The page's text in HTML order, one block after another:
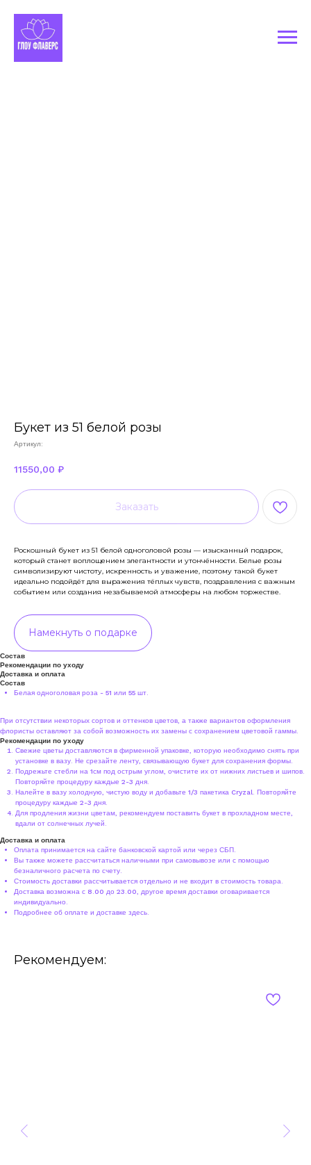
Букет из 51 белой розы
Артикул:
11550,00 ₽
Заказать
Роскошный букет из 51 белой одноголовой розы — изысканный подарок,
который станет воплощением элегантности и утончённости. Белые розы
символизируют чистоту, искренность и уважение, поэтому такой букет
идеально подойдёт для выражения тёплых чувств, поздравления с важным
событием или создания незабываемой атмосферы на любом торжестве.
Намекнуть о подарке
Состав
Рекомендации по уходу
Доставка и оплата
Состав
Белая одноголовая роза - 51 или 55 шт.
При отсутствии некоторых сортов и оттенков цветов, а также вариантов оформления
флористы оставляют за собой возможность их замены с сохранением цветовой гаммы.
Рекомендации по уходу
Свежие цветы доставляются в фирменной упаковке, которую необходимо снять при
установке в вазу. Не срезайте ленту, связывающую букет для сохранения формы.
Подрежьте стебли на 1см под острым углом, очистите их от нижних листьев и шипов.
Повторяйте процедуру каждые 2-3 дня.
Налейте в вазу холодную, чистую воду и добавьте 1/3 пакетика Cryzal. Повторяйте
процедуру каждые 2-3 дня.
Для продления жизни цветам, рекомендуем поставить букет в прохладном месте,
вдали от солнечных лучей.
Доставка и оплата
Оплата принимается на сайте банковской картой или через СБП.
Вы также можете рассчитаться наличными при самовывозе или с помощью
безналичного расчета по счету.
Стоимость доставки рассчитывается отдельно и не входит в стоимость товара.
Доставка возможна с 8.00 до 23.00, другое время доставки оговаривается
индивидуально.
Подробнее об оплате и доставке здесь
Рекомендуем: